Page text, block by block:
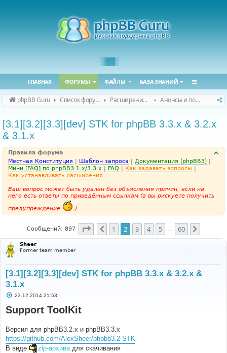
ГЛАВНАЯ ФОРУМЫ ФАЙЛЫ БАЗА ЗНАНИЙ
phpBB Guru Список форумов Расширения phpBB Анонсы и поддержка расширений для phpBB
[3.1][3.2][3.3][dev] STK for phpBB 3.3.x & 3.2.x
& 3.1.x
Правила форума
Местная Конституция | Шаблон запроса | Документация (phpBB3) |
Мини [FAQ] по phpBB3.1.x/3.3.x | FAQ | Как задавать вопросы |
Как устанавливать расширения
Ваш вопрос может быть удален без объяснения причин, если на
него есть ответы по приведённым ссылкам (а вы рискуете получить
предупреждение
).
Сообщений: 897 Страница 2из60
Пред.
1 2 3 4 5 60
Sheer
Former team member
[3.1][3.2][3.3][dev] STK for phpBB 3.3.x & 3.2.x &
3.1.x
С
б
н
и
е
23.12.2014 21:53
Support ToolKit
Версия для phpBB3.2.х и phpBB3.3.х
https://github.com/AlexSheer/phpbb3.2-STK
В виде
zip-архивадля скачивания